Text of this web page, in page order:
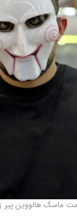
ماسک هالووین